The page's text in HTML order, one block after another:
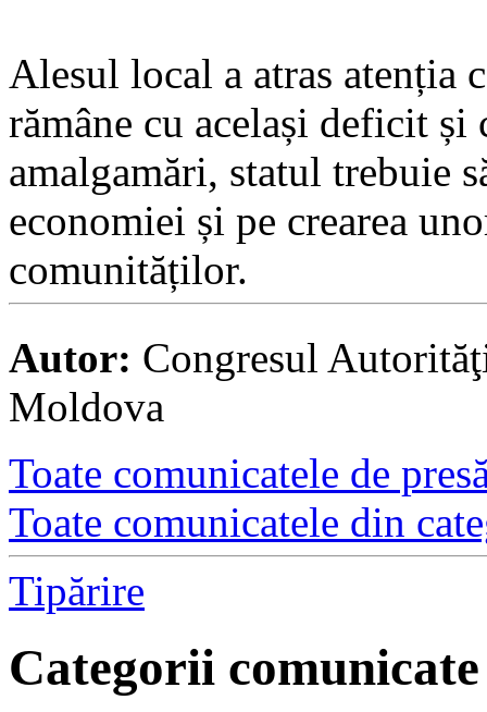
Alesul local a atras
rămâne cu același deficit și
amalgamări, statul trebuie
economiei și pe crearea
comunităților.
Autor: Congresul
Moldova
Toate comunicatele de
Toate comunicatele din
Tipărire
Categorii comunicate